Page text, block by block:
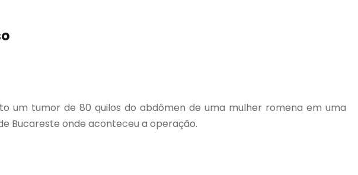
um tumor de 80 quilos do abdômen de uma mulher romena em uma
Bucareste onde aconteceu a operação.